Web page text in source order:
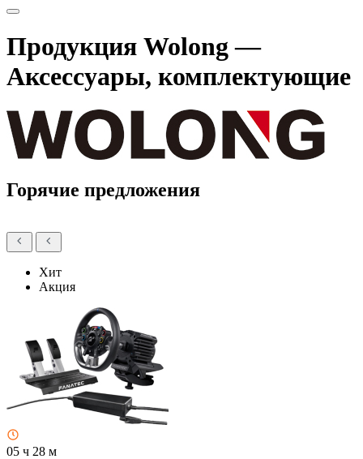
Продукция Wolong —
Аксессуары, комплектующие
Горячие предложения
Хит
Акция
05 ч 28 м